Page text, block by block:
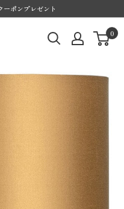
ポンプレゼント
0